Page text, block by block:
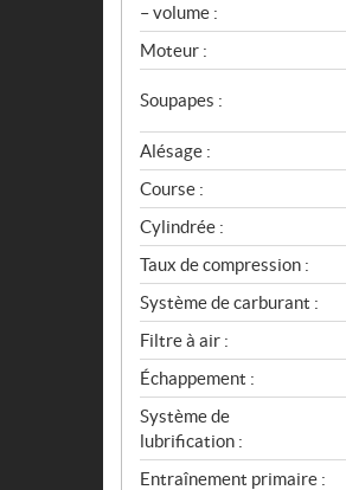
– volume :
Moteur :
Soupapes :
Alésage :
Course :
Cylindrée :
Taux de compression :
Système de carburant :
Filtre à air :
Échappement :
Système de
lubrification :
Entraînement primaire :